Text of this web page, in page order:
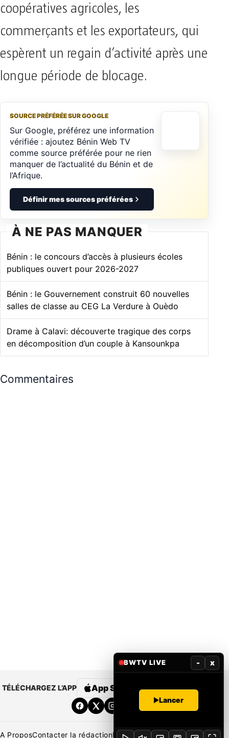
coopératives agricoles, les
commerçants et les exportateurs, qui
espèrent un regain d’activité après une
longue période de blocage.
SOURCE PRÉFÉRÉE SUR GOOGLE
Sur Google, préférez une information
vérifiée : ajoutez Bénin Web TV
comme source préférée pour ne rien
manquer de l’actualité du Bénin et de
l’Afrique.
Définir mes sources préférées
À NE PAS MANQUER
Bénin : le concours d’accès à plusieurs écoles
publiques ouvert pour 2026-2027
Bénin : le Gouvernement construit 60 nouvelles
salles de classe au CEG La Verdure à Ouèdo
Drame à Calavi: découverte tragique des corps
en décomposition d’un couple à Kansounkpa
Commentaires
TÉLÉCHARGEZ L’APP App Store Google Play
A ProposContacter la rédactionRédaction Mentions légales
BWTV LIVE - x
Lancer